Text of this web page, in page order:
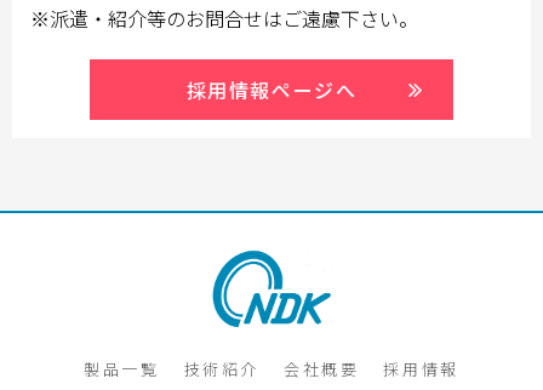
※派遣・紹介等のお問合せはご遠慮下さい。
採用情報ページへ
製品一覧 技術紹介 会社概要 採用情報